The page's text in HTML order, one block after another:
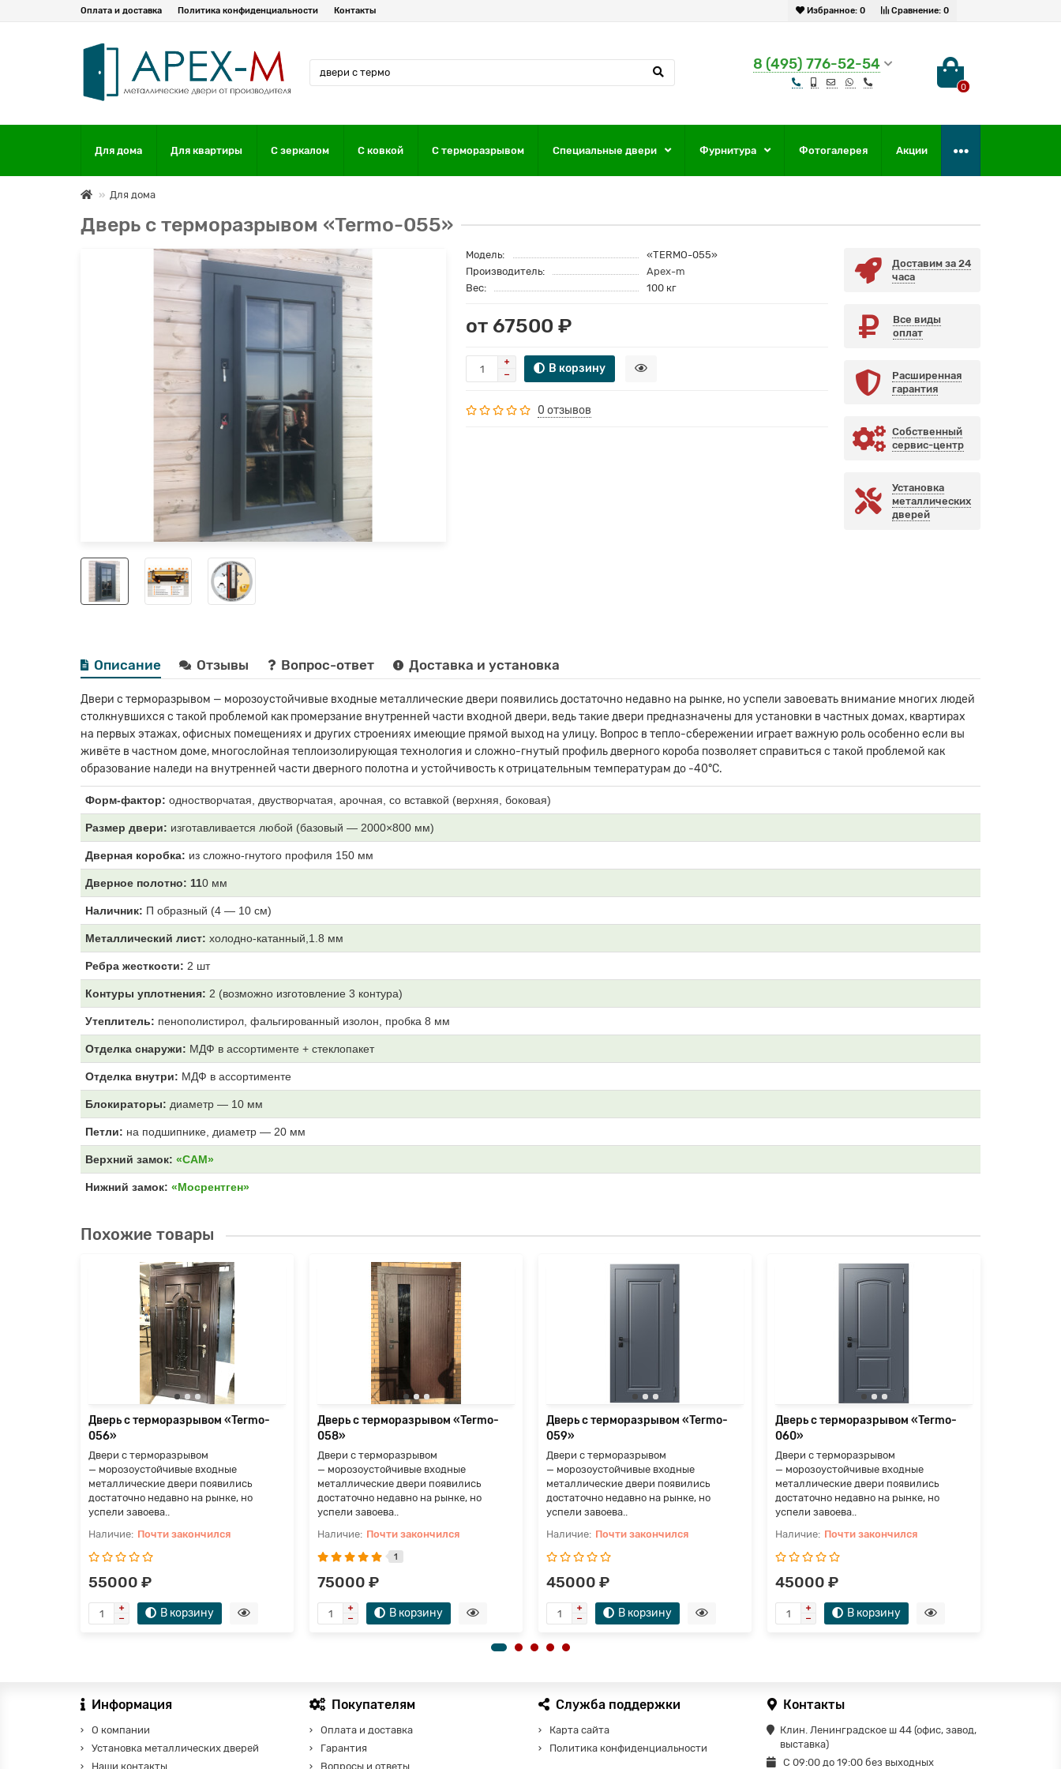
Сравнение: 0
Избранное: 0
Оплата и доставка Политика конфиденциальности Контакты
8 (495) 776-52-54
0
Для дома Для квартиры С зеркалом С ковкой С терморазрывом Специальные двери Фурнитура Фотогалерея Акции
Для дома
Дверь с терморазрывом «Termo-055»
Модель:
«TERMO-055»
Производитель:
Apex-m
Вес:
100 кг
от 67500 ₽
В корзину
0 отзывов
Доставим за 24
часа
Все виды
оплат
Расширенная
гарантия
Собственный
сервис-центр
Установка
металлических
дверей
Описание Отзывы Вопрос-ответ Доставка и установка
Двери с терморазрывом — морозоустойчивые входные металлические двери появились достаточно недавно на рынке, но успели завоевать внимание многих людей
столкнувшихся с такой проблемой как промерзание внутренней части входной двери, ведь такие двери предназначены для установки в частных домах, квартирах
на первых этажах, офисных помещениях и других строениях имеющие прямой выход на улицу. Вопрос в тепло-сбережении играет важную роль особенно если вы
живёте в частном доме, многослойная теплоизолирующая технология и сложно-гнутый профиль дверного короба позволяет справиться с такой проблемой как
образование наледи на внутренней части дверного полотна и устойчивость к отрицательным температурам до -40°С.
Форм-фактор: одностворчатая, двустворчатая, арочная, со вставкой (верхняя, боковая)
Размер двери: изготавливается любой (базовый — 2000×800 мм)
Дверная коробка: из сложно-гнутого профиля 150 мм
Дверное полотно: 110 мм
Наличник: П образный (4 — 10 см)
Металлический лист: холодно-катанный,1.8 мм
Ребра жесткости: 2 шт
Контуры уплотнения: 2 (возможно изготовление 3 контура)
Утеплитель: пенополистирол, фальгированный изолон, пробка 8 мм
Отделка снаружи: МДФ в ассортименте + стеклопакет
Отделка внутри: МДФ в ассортименте
Блокираторы: диаметр — 10 мм
Петли: на подшипнике, диаметр — 20 мм
Верхний замок: «САМ»
Нижний замок: «Мосрентген»
Похожие товары
Дверь с терморазрывом «Termo-
056»
Двери с терморазрывом
— морозоустойчивые входные
металлические двери появились
достаточно недавно на рынке, но
успели завоева..
Почти закончился
55000 ₽
В корзину
Дверь с терморазрывом «Termo-
058»
Двери с терморазрывом
— морозоустойчивые входные
металлические двери появились
достаточно недавно на рынке, но
успели завоева..
Почти закончился
1
75000 ₽
В корзину
Дверь с терморазрывом «Termo-
059»
Двери с терморазрывом
— морозоустойчивые входные
металлические двери появились
достаточно недавно на рынке, но
успели завоева..
Почти закончился
45000 ₽
В корзину
Дверь с терморазрывом «Termo-
060»
Двери с терморазрывом
— морозоустойчивые входные
металлические двери появились
достаточно недавно на рынке, но
успели завоева..
Почти закончился
45000 ₽
В корзину
Информация
О компании
Установка металлических дверей
Наши контакты
Покупателям
Оплата и доставка
Гарантия
Вопросы и ответы
Служба поддержки
Карта сайта
Политика конфиденциальности
Контакты
Клин. Ленинградское ш 44 (офис, завод,
выставка)
С 09:00 до 19:00 без выходных